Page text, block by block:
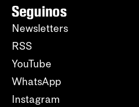
Seguinos
Newsletters
RSS
YouTube
WhatsApp
Instagram